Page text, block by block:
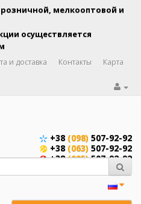
розничной, мелкооптовой и
осуществляется
и доставка Контакты
Карта
+38 (098) 507-92-92
+38 (063) 507-92-92
+38(095)507-92-92